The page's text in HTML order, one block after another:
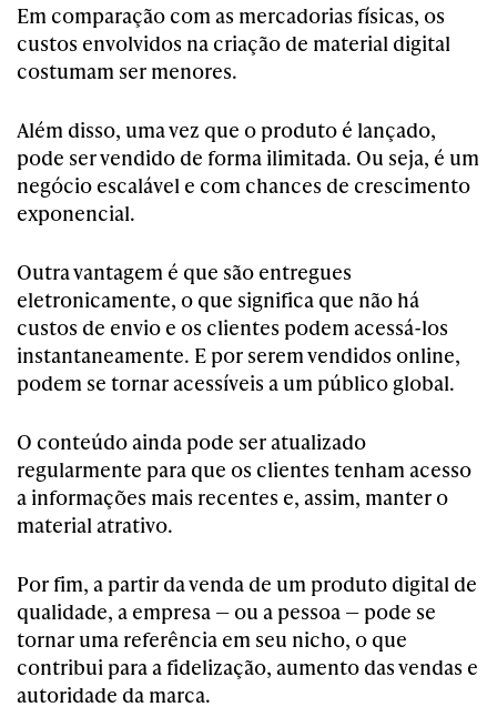
Em comparação com as mercadorias físicas, os
custos envolvidos na criação de material digital
costumam ser menores.
Além disso, uma vez que o produto é lançado,
pode ser vendido de forma ilimitada. Ou seja, é um
negócio escalável e com chances de crescimento
exponencial.
Outra vantagem é que são entregues
eletronicamente, o que significa que não há
custos de envio e os clientes podem acessá-los
instantaneamente. E por serem vendidos online,
podem se tornar acessíveis a um público global.
O conteúdo ainda pode ser atualizado
regularmente para que os clientes tenham acesso
a informações mais recentes e, assim, manter o
material atrativo.
Por fim, a partir da venda de um produto digital de
qualidade, a empresa — ou a pessoa — pode se
tornar uma referência em seu nicho, o que
contribui para a fidelização, aumento das vendas e
autoridade da marca.